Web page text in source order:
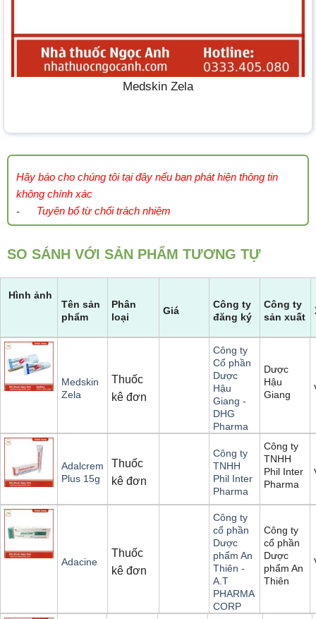
Medskin Zela
Hãy báo cho chúng tôi tại đây nếu bạn phát hiện thông tin
không chính xác
- Tuyên bố từ chối trách nhiệm
SO SÁNH VỚI SẢN PHẨM TƯƠNG TỰ
Hình ảnh
Tên sản
phẩm
Phân
loại
Giá
Công ty
đăng ký
Công ty
sản xuất
Medskin
Zela
Thuốc
kê đơn
Công ty
Cổ phần
Dược
Hậu
Giang -
DHG
Pharma
Dược
Hậu
Giang
Adalcrem
Plus 15g
Thuốc
kê đơn
Công ty
TNHH
Phil Inter
Pharma
Công ty
TNHH
Phil Inter
Pharma
Adacine
Thuốc
kê đơn
Công ty
cổ phần
Dược
phẩm An
Thiên -
A.T
PHARMA
CORP
Công ty
cổ phần
Dược
phẩm An
Thiên